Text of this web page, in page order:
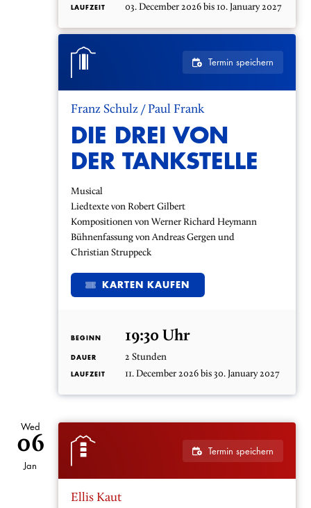
LAUFZEIT 03. December 2026 bis 10. January 2027
Termin speichern
Franz Schulz / Paul Frank
DIE DREI VON
DER TANKSTELLE
Musical
Liedtexte von Robert Gilbert
Kompositionen von Werner Richard Heymann
Bühnenfassung von Andreas Gergen und
Christian Struppeck
KARTEN KAUFEN
BEGINN 19:30 Uhr
DAUER 2 Stunden
LAUFZEIT 11. December 2026 bis 30. January 2027
Wed
06
Jan
Termin speichern
Ellis Kaut